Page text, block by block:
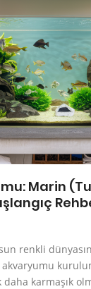
Marin
renkli
karmaşık